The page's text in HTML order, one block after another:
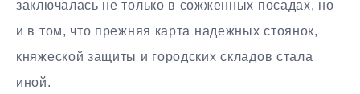
заключалась не только в сожженных посадах, но
и в том, что прежняя карта надежных стоянок,
княжеской защиты и городских складов стала
иной.